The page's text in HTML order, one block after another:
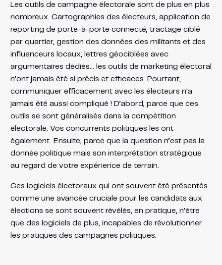
Les outils de campagne électorale sont de plus en plus
nombreux. Cartographies des électeurs, application de
reporting de porte-à-porte connecté, tractage ciblé
par quartier, gestion des données des militants et des
influenceurs locaux, lettres géociblées avec
argumentaires dédiés… les outils de marketing électoral
n’ont jamais été si précis et efficaces. Pourtant,
communiquer efficacement avec les électeurs n’a
jamais été aussi compliqué ! D’abord, parce que ces
outils se sont généralisés dans la compétition
électorale. Vos concurrents politiques les ont
également. Ensuite, parce que la question n’est pas la
donnée politique mais son interprétation stratégique
au regard de votre expérience de terrain.
Ces logiciels électoraux qui ont souvent été présentés
comme une avancée cruciale pour les candidats aux
élections se sont souvent révélés, en pratique, n’être
que des logiciels de plus, incapables de révolutionner
les pratiques des campagnes politiques.